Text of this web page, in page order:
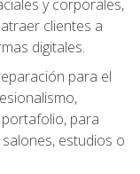
y corporales,
clientes a
digitales.
para el
para
estudios o